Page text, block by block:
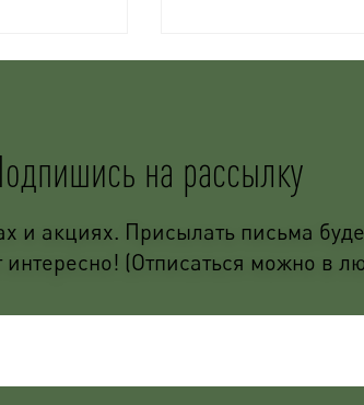
на рассылку
и акциях. Присылать письма
(Отписаться можно в